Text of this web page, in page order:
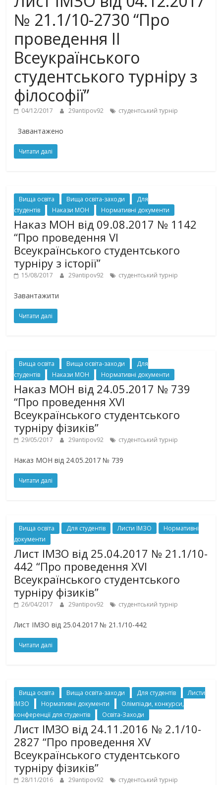
№ 21.1/10-2730 “Про
проведення ІI
Всеукраїнського
студентського турніру з
філософії”
04/12/2017 29antipov92 студентський турнір
Завантажено
Читати далі
Вища освіта Вища освіта-заходи
Для
студентів
Накази МОН Нормативні документи
Наказ МОН від 09.08.2017 № 1142
“Про проведення VI
Всеукраїнського студентського
турніру з історії”
15/08/2017 29antipov92 студентський турнір
Завантажити
Читати далі
Вища освіта Вища освіта-заходи
Для
студентів
Накази МОН Нормативні документи
Наказ МОН від 24.05.2017 № 739
“Про проведення XVІ
Всеукраїнського студентського
турніру фізиків”
29/05/2017 29antipov92 студентський турнір
Наказ МОН від 24.05.2017 № 739
Читати далі
Вища освіта Для студентів Листи ІМЗО
Нормативні
документи
Лист ІМЗО від 25.04.2017 № 21.1/10-
442 “Про проведення XVI
Всеукраїнського студентського
турніру фізиків”
26/04/2017 29antipov92 студентський турнір
Лист ІМЗО від 25.04.2017 № 21.1/10-442
Читати далі
Вища освіта Вища освіта-заходи Для студентів
Листи
ІМЗО
Нормативні документи
Олімпіади, конкурси,
конференції для студентів
Освіта-Заходи
Лист ІМЗО від 24.11.2016 № 2.1/10-
2827 “Про проведення XV
Всеукраїнського студентського
турніру фізиків”
28/11/2016 29antipov92 студентський турнір